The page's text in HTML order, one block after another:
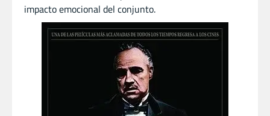
impacto emocional del conjunto.